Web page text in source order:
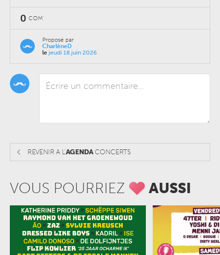
0 COM'
Proposé par
CharlèneD
le jeudi 18 juin 2026
REVENIR A L'AGENDACONCERTS
VOUS POURRIEZ AUSSI